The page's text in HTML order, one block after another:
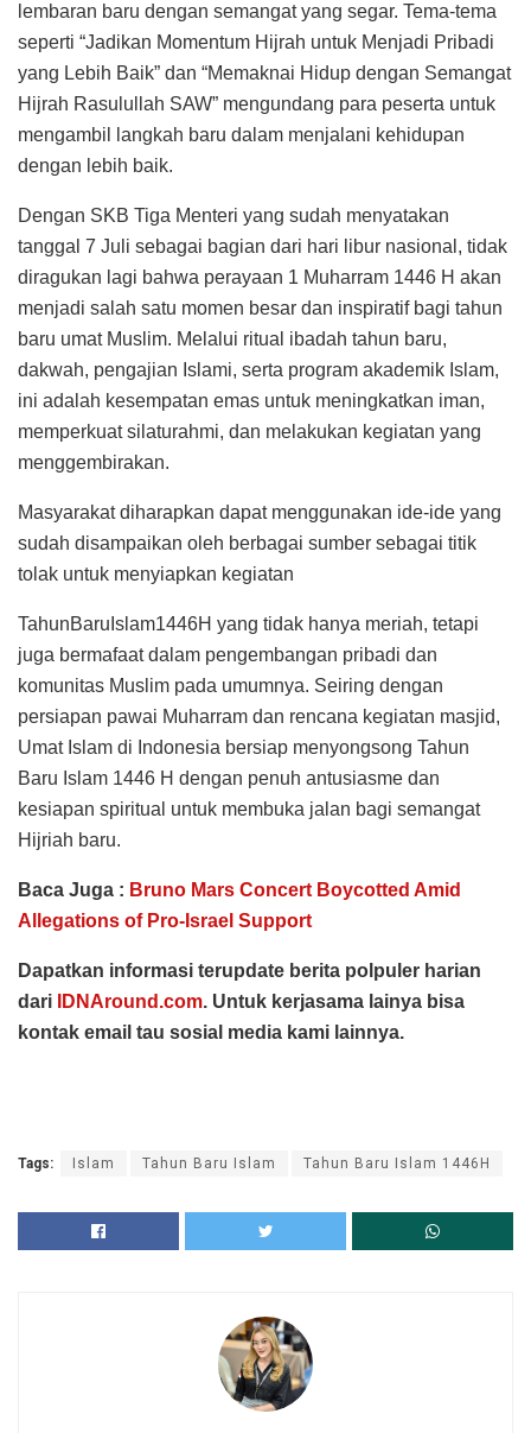
lembaran baru dengan semangat yang segar. Tema-tema
seperti “Jadikan Momentum Hijrah untuk Menjadi Pribadi
yang Lebih Baik” dan “Memaknai Hidup dengan Semangat
Hijrah Rasulullah SAW” mengundang para peserta untuk
mengambil langkah baru dalam menjalani kehidupan
dengan lebih baik.
Dengan SKB Tiga Menteri yang sudah menyatakan
tanggal 7 Juli sebagai bagian dari hari libur nasional, tidak
diragukan lagi bahwa perayaan 1 Muharram 1446 H akan
menjadi salah satu momen besar dan inspiratif bagi tahun
baru umat Muslim. Melalui ritual ibadah tahun baru,
dakwah, pengajian Islami, serta program akademik Islam,
ini adalah kesempatan emas untuk meningkatkan iman,
memperkuat silaturahmi, dan melakukan kegiatan yang
menggembirakan.
Masyarakat diharapkan dapat menggunakan ide-ide yang
sudah disampaikan oleh berbagai sumber sebagai titik
tolak untuk menyiapkan kegiatan
TahunBaruIslam1446H yang tidak hanya meriah, tetapi
juga bermafaat dalam pengembangan pribadi dan
komunitas Muslim pada umumnya. Seiring dengan
persiapan pawai Muharram dan rencana kegiatan masjid,
Umat Islam di Indonesia bersiap menyongsong Tahun
Baru Islam 1446 H dengan penuh antusiasme dan
kesiapan spiritual untuk membuka jalan bagi semangat
Hijriah baru.
Baca Juga : Bruno Mars Concert Boycotted Amid
Allegations of Pro-Israel Support
Dapatkan informasi terupdate berita polpuler harian
dari
IDNAround.com. Untuk kerjasama lainya bisa
kontak email tau sosial media kami lainnya.
Tags: Islam Tahun Baru Islam Tahun Baru Islam 1446H